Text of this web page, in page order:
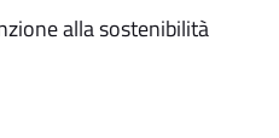
alla sostenibilità